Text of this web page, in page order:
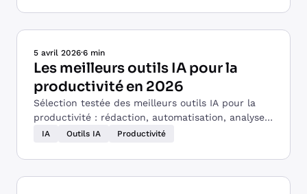
5 avril 2026·6 min
Les meilleurs outils IA pour la
productivité en 2026
Sélection testée des meilleurs outils IA pour la
productivité : rédaction, automatisation, analyse,
communication et développement.
IA Outils IA Productivité